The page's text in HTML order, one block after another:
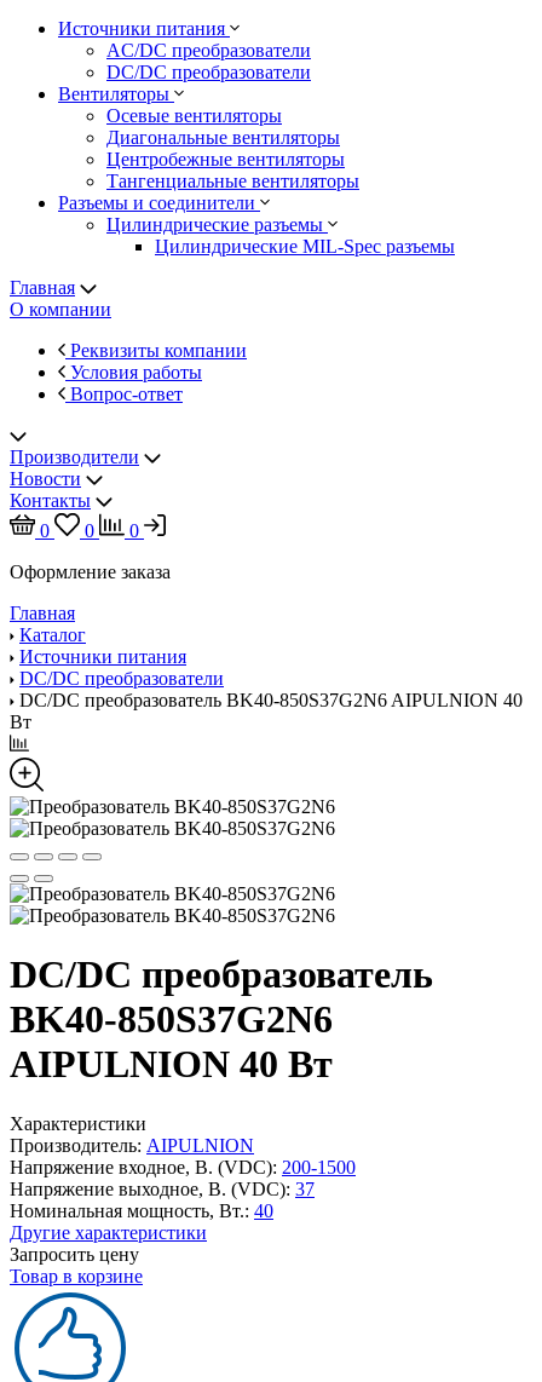
Источники питания
AC/DC преобразователи
DC/DC преобразователи
Вентиляторы
Осевые вентиляторы
Диагональные вентиляторы
Центробежные вентиляторы
Тангенциальные вентиляторы
Разъемы и соединители
Цилиндрические разъемы
Цилиндрические MIL-Spec разъемы
Главная
О компании
Реквизиты компании
Условия работы
Вопрос-ответ
Производители
Новости
Контакты
0
0
0
Оформление заказа
Главная
Каталог
Источники питания
DC/DC преобразователи
DC/DC преобразователь BK40-850S37G2N6 AIPULNION 40
Вт
DC/DC преобразователь
BK40-850S37G2N6
AIPULNION 40 Вт
Характеристики
Производитель: AIPULNION
Напряжение входное, В. (VDC): 200-1500
Напряжение выходное, В. (VDC): 37
Номинальная мощность, Вт.: 40
Другие характеристики
Запросить цену
Товар в корзине